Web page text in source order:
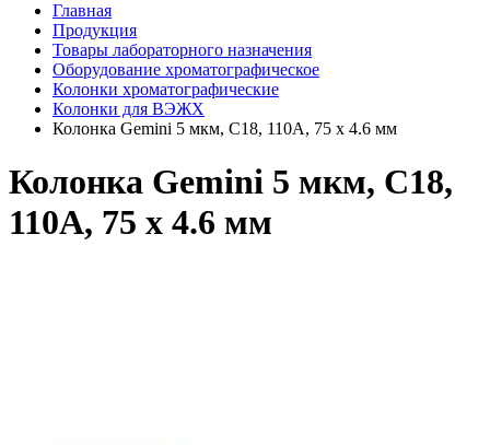
Главная
Продукция
Товары лабораторного назначения
Оборудование хроматографическое
Колонки хроматографические
Колонки для ВЭЖХ
Колонка Gemini 5 мкм, C18, 110A, 75 x 4.6 мм
Колонка Gemini 5 мкм, C18,
110A, 75 x 4.6 мм